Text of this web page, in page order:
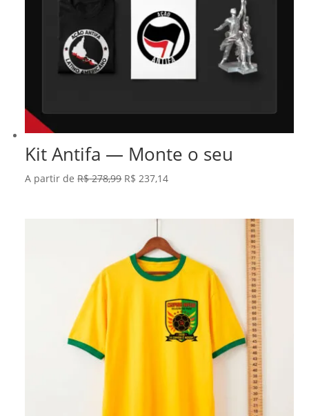
Kit Antifa — Monte o seu
A partir deR$278,99 O
R$ 278,99.
R$ 237,14O
R$ 237,14.